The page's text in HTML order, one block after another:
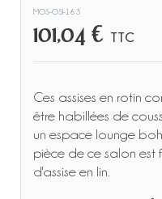
MOS-OSI-163
101,04 € TTC
Ces assises en rotin
être habillées de
un espace lounge
pièce de ce salon est
d'assise en lin.